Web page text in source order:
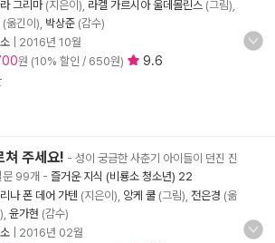
그리마(지은이), 라켈 가르시아 울데몰린스 (그림),
(옮긴이), 박상준 (감수)
2016년 10월
원 (10% 할인 / 650원)
9.6
쳐 주세요! - 성이 궁금한 사춘기 아이들이 던진 진
문 99개 - 즐거운 지식 (비룡소 청소년) 22
나 폰 데어 가텐 (지은이), 앙케 쿨 (그림), 전은경 (옮
윤가현 (감수)
2016년 02월